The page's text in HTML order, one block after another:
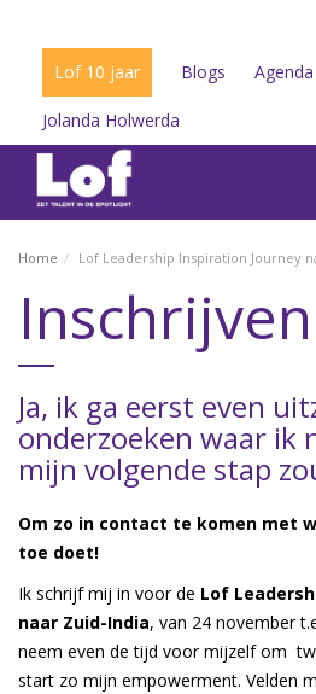
Lof 10 jaar Blogs Agenda
Jolanda Holwerda
Home Lof Leadership Inspiration Journey
Inschrijven
Ja, ik ga eerst even
onderzoeken waar ik
mijn volgende stap
Om zo in contact te komen met
toe doet!
Ik schrijf mij in voor de Lof
naar Zuid-India, van 24 november
neem even de tijd voor mijzelf om
start zo mijn empowerment. Velden